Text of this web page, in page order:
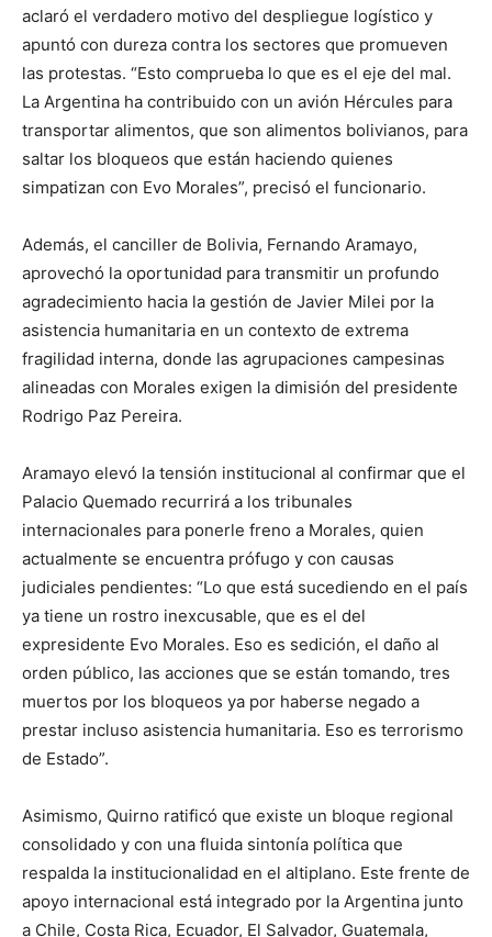
aclaró el verdadero motivo del despliegue logístico y
apuntó con dureza contra los sectores que promueven
las protestas. “Esto comprueba lo que es el eje del mal.
La Argentina ha contribuido con un avión Hércules para
transportar alimentos, que son alimentos bolivianos, para
saltar los bloqueos que están haciendo quienes
simpatizan con Evo Morales”, precisó el funcionario.
Además, el canciller de Bolivia, Fernando Aramayo,
aprovechó la oportunidad para transmitir un profundo
agradecimiento hacia la gestión de Javier Milei por la
asistencia humanitaria en un contexto de extrema
fragilidad interna, donde las agrupaciones campesinas
alineadas con Morales exigen la dimisión del presidente
Rodrigo Paz Pereira.
Aramayo elevó la tensión institucional al confirmar que el
Palacio Quemado recurrirá a los tribunales
internacionales para ponerle freno a Morales, quien
actualmente se encuentra prófugo y con causas
judiciales pendientes: “Lo que está sucediendo en el país
ya tiene un rostro inexcusable, que es el del
expresidente Evo Morales. Eso es sedición, el daño al
orden público, las acciones que se están tomando, tres
muertos por los bloqueos ya por haberse negado a
prestar incluso asistencia humanitaria. Eso es terrorismo
de Estado”.
Asimismo, Quirno ratificó que existe un bloque regional
consolidado y con una fluida sintonía política que
respalda la institucionalidad en el altiplano. Este frente de
apoyo internacional está integrado por la Argentina junto
a Chile, Costa Rica, Ecuador, El Salvador, Guatemala,